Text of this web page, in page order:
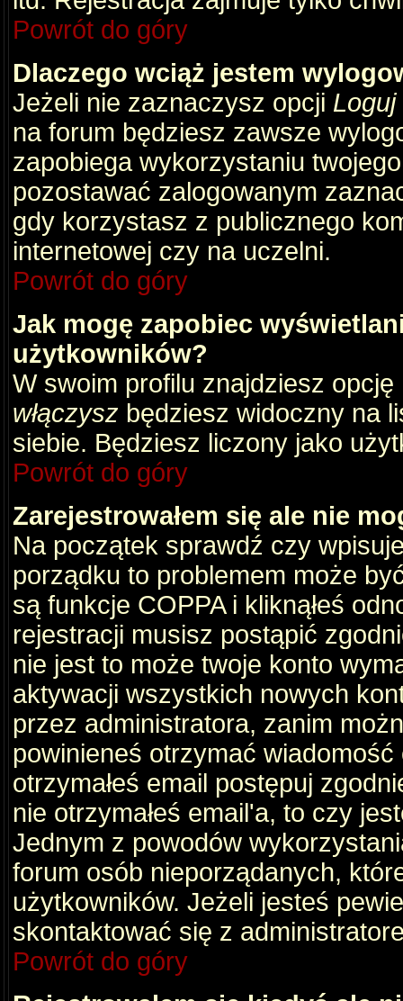
Powrót do góry
Dlaczego wciąż jestem
Jeżeli nie zaznaczysz opcji
na forum będziesz zawsze
zapobiega wykorzystaniu
pozostawać zalogowanym
gdy korzystasz z publicznego
internetowej czy na uczelni.
Powrót do góry
Jak mogę zapobiec
użytkowników?
W swoim profilu znajdziesz opcję
włączysz będziesz widoczny na
siebie. Będziesz liczony jako
Powrót do góry
Zarejestrowałem się ale nie
Na początek sprawdź czy
porządku to problemem może
są funkcje COPPA i kliknąłeś
rejestracji musisz postąpić
nie jest to może twoje konto
aktywacji wszystkich nowych
przez administratora, zanim
powinieneś otrzymać
otrzymałeś email postępuj
nie otrzymałeś email'a, to czy
Jednym z powodów
forum osób nieporządanych,
użytkowników. Jeżeli jesteś
skontaktować się z
Powrót do góry